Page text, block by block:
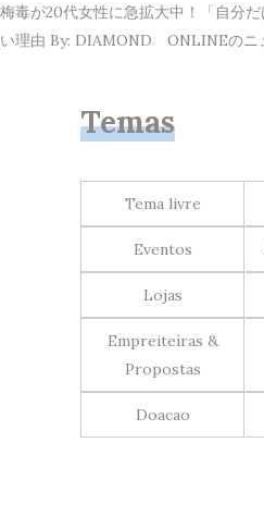
梅毒が20代女性に急拡大中！「自分
い理由 By: DIAMOND ONLINEのニ
Temas
Tema livre
Eventos
Lojas
Empreiteiras &
Propostas
Doacao